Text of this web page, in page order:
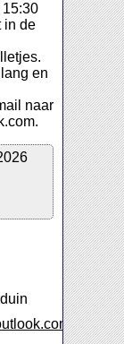
15:30
in de
en
naar